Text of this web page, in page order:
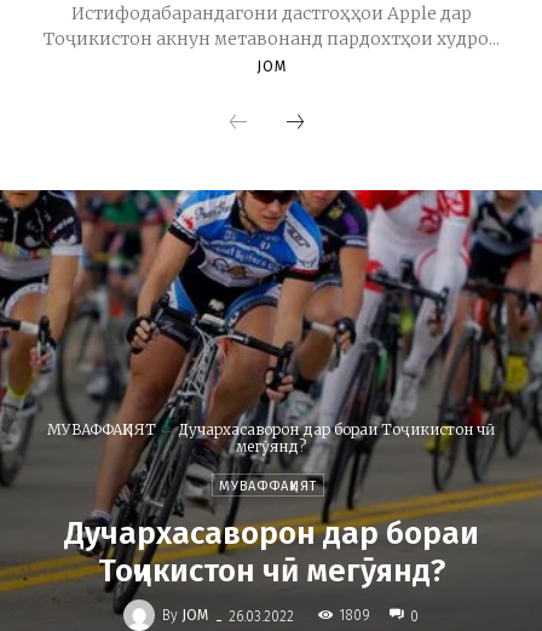
Истифодабарандагони дастгоҳҳои Apple дар
Тоҷикистон акнун метавонанд пардохтҳои худро...
JOM